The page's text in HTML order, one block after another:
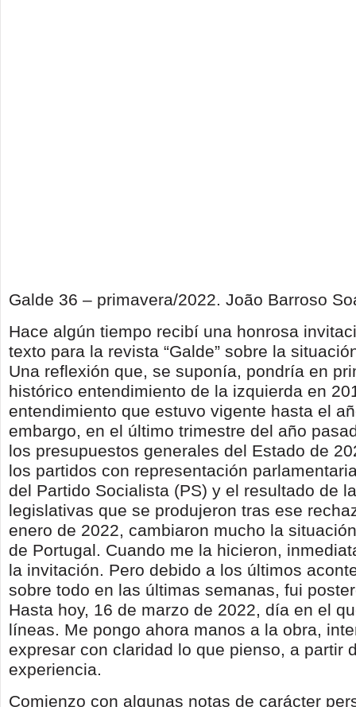
Galde 36 – primavera/2022. João Barroso
Hace algún tiempo recibí una honrosa
texto para la revista “Galde” sobre la
Una reflexión que, se suponía, pondría en
histórico entendimiento de la izquierda en
entendimiento que estuvo vigente hasta el
embargo, en el último trimestre del año
los presupuestos generales del Estado de
los partidos con representación
del Partido Socialista (PS) y el resultado de
legislativas que se produjeron tras ese
enero de 2022, cambiaron mucho la
de Portugal. Cuando me la hicieron,
la invitación. Pero debido a los últimos
sobre todo en las últimas semanas, fui
Hasta hoy, 16 de marzo de 2022, día en el
líneas. Me pongo ahora manos a la obra,
expresar con claridad lo que pienso, a partir
experiencia.
Comienzo con algunas notas de carácter